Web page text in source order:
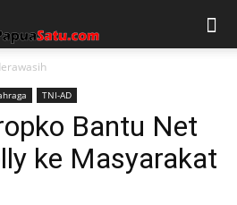
TNI-AD
Bantu Net
ke Masyarakat